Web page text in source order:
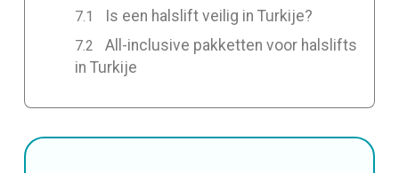
Is een halslift veilig in Turkije?
All-inclusive pakketten voor halslifts
in Turkije